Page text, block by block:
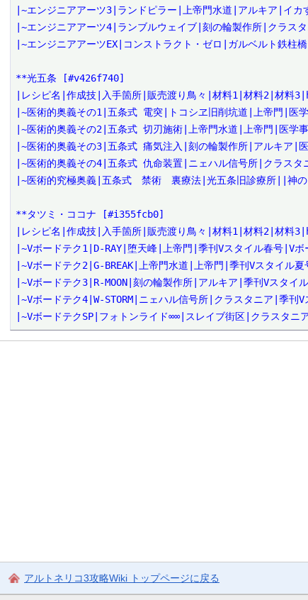
|~エンジニアアーツ3|ランドピラー|上帝門水道|アルキア|イカ
|~エンジニアアーツ4|ランブルウェイブ|刻の輪製作所|クラス
|~エンジニアアーツEX|コンストラクト・ゼロ|ガルベルト鉄
**光五条 [#v426f740]
|レシピ名|作成技|入手箇所|販売渡り鳥々|材料1|材料2|材料
|~医術的奥義その1|五条式 電突|トコシヱ旧削坑道|上帝門|医
|~医術的奥義その2|五条式 切刃施術|上帝門水道|上帝門|医学
|~医術的奥義その3|五条式 痛気注入|刻の輪製作所|アルキア|
|~医術的奥義その4|五条式 仇命装置|ニェハル信号所|クラス
|~医術的究極奥義|五条式　禁術　裏療法|光五条旧診療所||神
**タツミ・ココナ [#i355fcb0]
|レシピ名|作成技|入手箇所|販売渡り鳥々|材料1|材料2|材料
|~Vボードテク1|D-RAY|堕天峰|上帝門|季刊Vスタイル春号|Vボ
|~Vボードテク2|G-BREAK|上帝門水道|上帝門|季刊Vスタイル夏
|~Vボードテク3|R-MOON|刻の輪製作所|アルキア|季刊Vスタイ
|~Vボードテク4|W-STORM|ニェハル信号所|クラスタニア|季刊
|~VボードテクSP|フォトンライド∞∞|スレイブ街区|クラスタ
アルトネリコ3攻略Wiki トップページに戻る